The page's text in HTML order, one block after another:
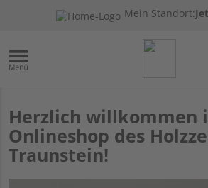
Mein Standort:
Herzlich willkommen
Onlineshop des
Traunstein!